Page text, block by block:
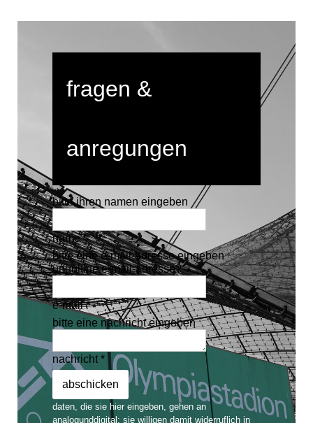
fragen &
anregungen
bitte ihren namen eingeben
name *
bitte eine e-mail-adresse eingeben
ungültige e-mail-adresse?
e-mail *
bitte eine nachricht eingeben
nachricht *
daten, die sie hier eingeben, gehen an
analogunddigital: sie willigen damit widerruflich in